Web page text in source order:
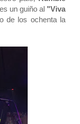
un guiño al "Viva
de los ochenta la